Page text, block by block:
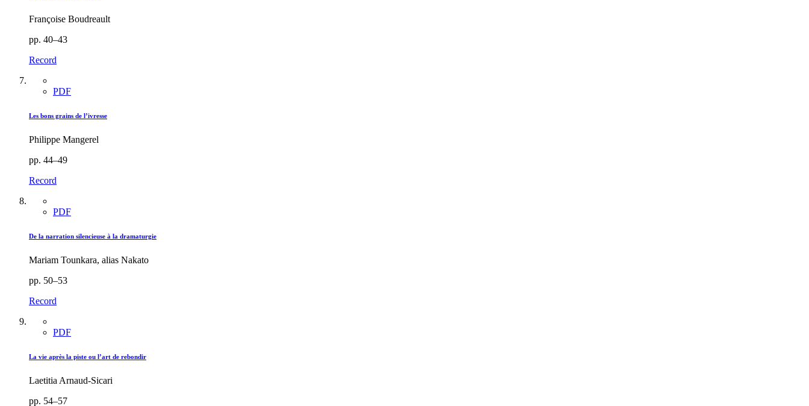
Françoise Boudreault
pp. 40–43
Record
PDF
Les bons grains de l’ivresse
Philippe Mangerel
pp. 44–49
Record
PDF
De la narration silencieuse à la dramaturgie
Mariam Tounkara, alias Nakato
pp. 50–53
Record
PDF
La vie après la piste ou l’art de rebondir
Laetitia Arnaud-Sicari
pp. 54–57